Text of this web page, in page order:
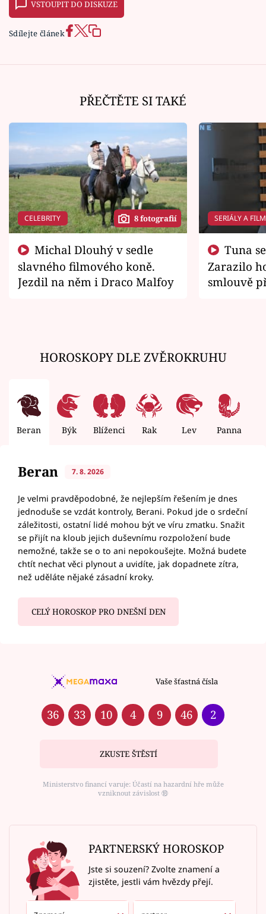
VSTOUPIT DO DISKUZE
Sdílejte článek
PŘEČTĚTE SI TAKÉ
CELEBRITY 8 fotografií
slavného filmového koně.
Jezdil na něm i Draco Malfoy
SERIÁLY A
Zarazilo
smlouvě
HOROSKOPY DLE ZVĚROKRUHU
Beran Býk Blíženci Rak Lev Panna
Beran 7. 8. 2026
Je velmi pravděpodobné, že nejlepším řešením je dnes
jednoduše se vzdát kontroly, Berani. Pokud jde o srdeční
záležitosti, ostatní lidé mohou být ve víru zmatku. Snažit
se přijít na kloub jejich duševnímu rozpoložení bude
nemožné, takže se o to ani nepokoušejte. Možná budete
chtít nechat věci plynout a uvidíte, jak dopadnete zítra,
než uděláte nějaké zásadní kroky.
CELÝ HOROSKOP PRO DNEŠNÍ DEN
Vaše šťastná čísla
36 33 10 4 9 46 2
ZKUSTE ŠTĚSTÍ
Ministerstvo financí varuje: Účastí na hazardní hře může
vzniknout závislost ⑱
PARTNERSKÝ HOROSKOP
Jste si souzení? Zvolte znamení a
zjistěte, jestli vám hvězdy přejí.